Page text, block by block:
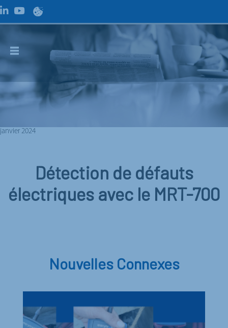
janvier 2024
Détection de défauts
électriques avec le MRT-700
Nouvelles Connexes